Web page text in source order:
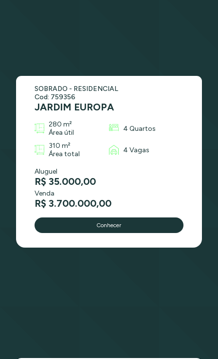
SOBRADO - RESIDENCIAL
Cod: 759356
JARDIM EUROPA
280 m²
Área útil
4 Quartos
310 m²
Área total
4 Vagas
Aluguel
R$ 35.000,00
Venda
R$ 3.700.000,00
Conhecer